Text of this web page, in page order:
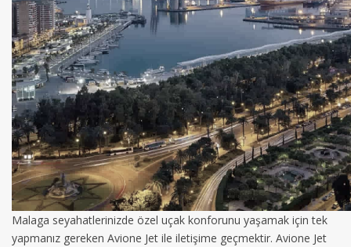
Malaga seyahatlerinizde özel uçak konforunu yaşamak için tek
yapmanız gereken Avione Jet ile iletişime geçmektir. Avione Jet